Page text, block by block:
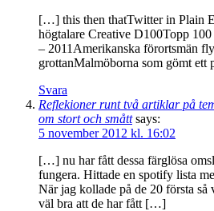
[…] this then thatTwitter in Plain
högtalare Creative D100Topp
– 2011Amerikanska förortsmän
grottanMalmöborna som gömt
Svara
Reflekioner runt två artiklar på
om stort och smått says:
5 november 2012 kl. 16:02
[…] nu har fått dessa färglösa
fungera. Hittade en spotify lista
När jag kollade på de 20 första så
väl bra att de har fått […]